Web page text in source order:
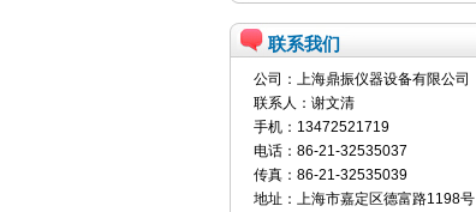
联系我们
公司：上海鼎振仪器设备有限公司
联系人：谢文清
手机：13472521719
电话：86-21-32535037
传真：86-21-32535039
地址：上海市嘉定区德富路1198号